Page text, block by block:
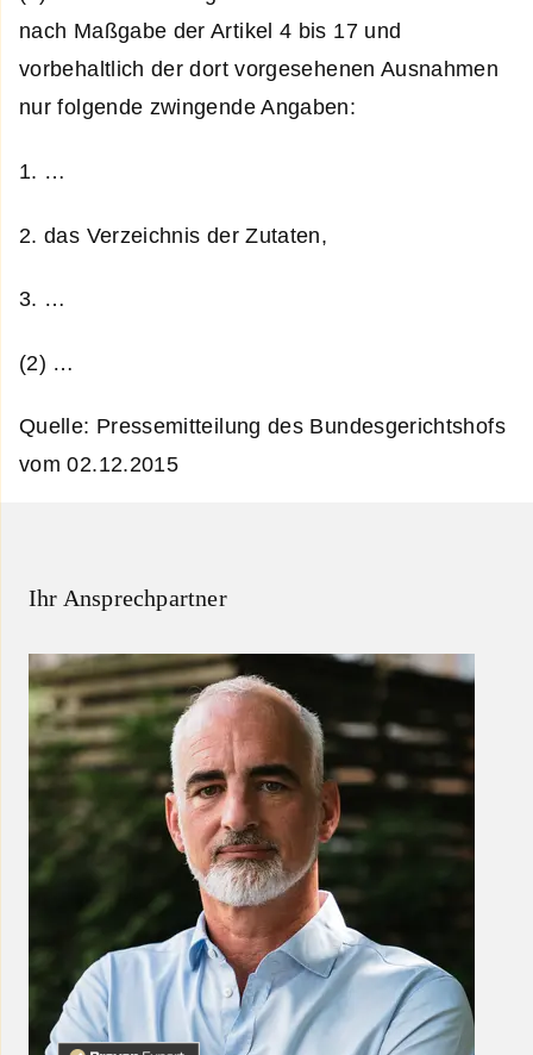
nach Maßgabe der Artikel 4 bis 17 und
vorbehaltlich der dort vorgesehenen Ausnahmen
nur folgende zwingende Angaben:
1. …
2. das Verzeichnis der Zutaten,
3. …
(2) …
Quelle: Pressemitteilung des Bundesgerichtshofs
vom 02.12.2015
Ihr Ansprechpartner